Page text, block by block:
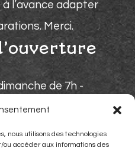
nous utilisons des technologies
accéder aux informations des
l’avance adapter
Merci.
de 7h -
et les soirs.
paiement